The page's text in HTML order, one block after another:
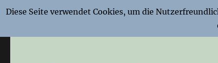
Diese Seite verwendet Cookies, um die